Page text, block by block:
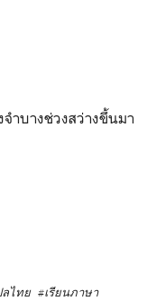
ำบางช่วงสว่างขึ้นมา
ลไทย #เรียนภาษา